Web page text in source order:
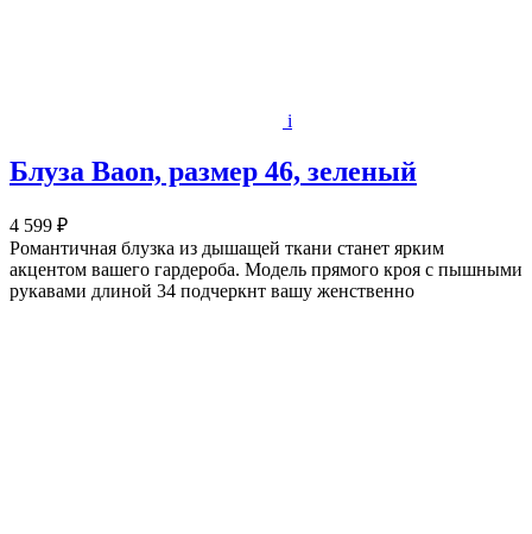
i
Блуза Baon, размер 46, зеленый
4 599 ₽
Романтичная блузка из дышащей ткани станет ярким
акцентом вашего гардероба. Модель прямого кроя с пышными
рукавами длиной 34 подчеркнт вашу женственно